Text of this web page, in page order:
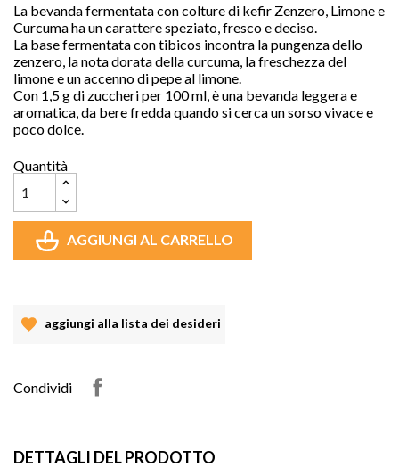
La bevanda fermentata con colture di kefir Zenzero, Limone e
Curcuma ha un carattere speziato, fresco e deciso.
La base fermentata con tibicos incontra la pungenza dello
zenzero, la nota dorata della curcuma, la freschezza del
limone e un accenno di pepe al limone.
Con 1,5 g di zuccheri per 100 ml, è una bevanda leggera e
aromatica, da bere fredda quando si cerca un sorso vivace e
poco dolce.
Quantità
AGGIUNGI AL CARRELLO
aggiungi alla lista dei desideri
Condividi
DETTAGLI DEL PRODOTTO